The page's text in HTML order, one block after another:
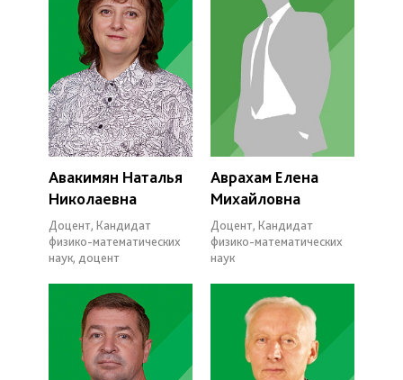
Авакимян Наталья
Николаевна
Доцент, Кандидат
физико-математических
наук, доцент
Аврахам Елена
Михайловна
Доцент, Кандидат
физико-математических
наук